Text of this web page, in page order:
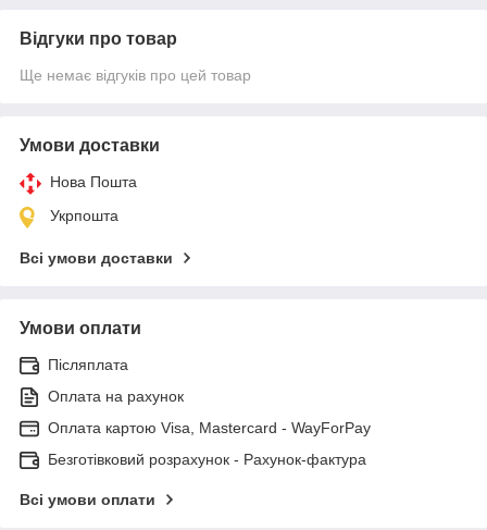
Відгуки про товар
Ще немає відгуків про цей товар
Умови доставки
Нова Пошта
Укрпошта
Всі умови доставки
Умови оплати
Післяплата
Оплата на рахунок
Оплата картою Visa, Mastercard - WayForPay
Безготівковий розрахунок - Рахунок-фактура
Всі умови оплати